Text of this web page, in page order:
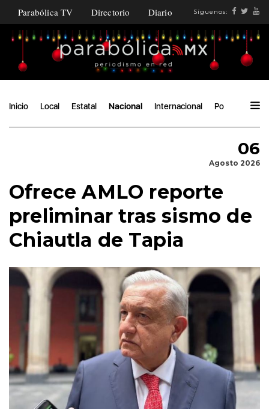
Parabólica TV Directorio Diario Síguenos:
Inicio Local Estatal Nacional Internacional Política
06
Agosto 2026
Ofrece AMLO reporte
preliminar tras sismo de
Chiautla de Tapia